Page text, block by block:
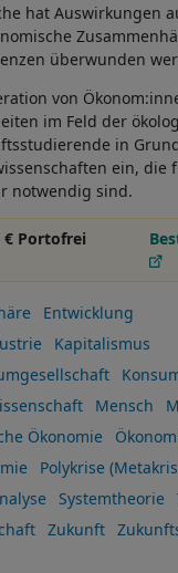
hat Auswirkungen
überwunden
von
im Feld der
in
ein, die
notwendig sind.
€ Portofrei
Entwicklung
Kapitalismus
Mensch
Ökonomie
Polykrise
Systemtheorie
Zukunft